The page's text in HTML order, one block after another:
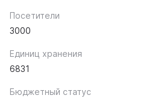
Посетители
3000
Единиц хранения
6831
Бюджетный статус